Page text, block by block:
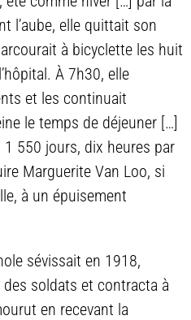
l’aube, elle quittait son
à bicyclette les huit
À 7h30, elle
et les continuait
le temps de déjeuner […]
550 jours, dix heures par
Marguerite Van Loo, si
à un épuisement
sévissait en 1918,
des soldats et contracta à
en recevant la